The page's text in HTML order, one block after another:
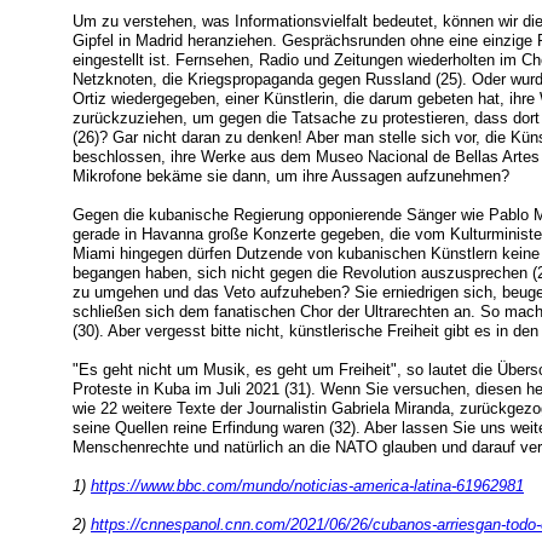
Um zu verstehen, was Informationsvielfalt bedeutet, können wir
Gipfel in Madrid heranziehen. Gesprächsrunden ohne eine
eingestellt ist. Fernsehen, Radio und Zeitungen wiederholten im
Netzknoten, die Kriegspropaganda gegen Russland (25). Oder
Ortiz wiedergegeben, einer Künstlerin, die darum gebeten hat,
zurückzuziehen, um gegen die Tatsache zu protestieren, dass
(26)? Gar nicht daran zu denken! Aber man stelle sich vor, die
beschlossen, ihre Werke aus dem Museo Nacional de Bellas
Mikrofone bekäme sie dann, um ihre Aussagen aufzunehmen?
Gegen die kubanische Regierung opponierende Sänger wie Pablo
gerade in Havanna große Konzerte gegeben, die vom
Miami hingegen dürfen Dutzende von kubanischen Künstlern
begangen haben, sich nicht gegen die Revolution auszusprechen
zu umgehen und das Veto aufzuheben? Sie erniedrigen sich,
schließen sich dem fanatischen Chor der Ultrarechten an. So
(30). Aber vergesst bitte nicht, künstlerische Freiheit gibt es in
"Es geht nicht um Musik, es geht um Freiheit", so lautet die
Proteste in Kuba im Juli 2021 (31). Wenn Sie versuchen, diesen
wie 22 weitere Texte der Journalistin Gabriela Miranda,
seine Quellen reine Erfindung waren (32). Aber lassen Sie uns
Menschenrechte und natürlich an die NATO glauben und darauf
1) https://www.bbc.com/mundo/noticias-america-latina-61962981
2) https://cnnespanol.cnn.com/2021/06/26/cubanos-arriesgan-